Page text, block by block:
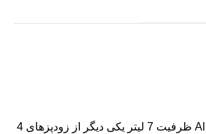
کرکماز Alia A171 ظرفیت 7 لیتر یکی دیگر از زودپزهای 4